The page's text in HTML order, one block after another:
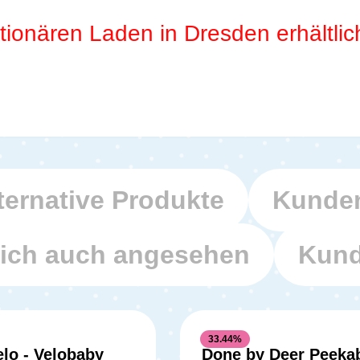
Laden in Dresden
Produkte
auch angesehen
- Velobaby
33.44%
Done by Deer